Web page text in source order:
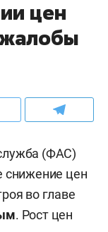
цен
(ФАС)
снижение цен
во главе
. Рост цен